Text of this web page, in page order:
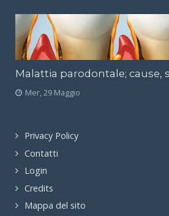
Malattia parodontale; cause,
Mer, 29 Maggio
Privacy Policy
Contatti
Login
Credits
Mappa del sito